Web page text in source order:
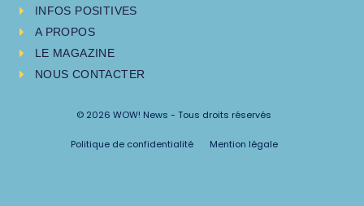
INFOS POSITIVES
A PROPOS
LE MAGAZINE
NOUS CONTACTER
© 2026 WOW! News - Tous droits réservés
Politique de confidentialité Mention légale